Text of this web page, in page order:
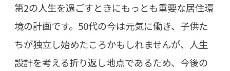
第2の人生を過ごすときにもっとも重要な居住環
境の計画です。50代の今は元気に働き、子供た
ちが独立し始めたころかもしれませんが、人生
設計を考える折り返し地点であるため、今後の